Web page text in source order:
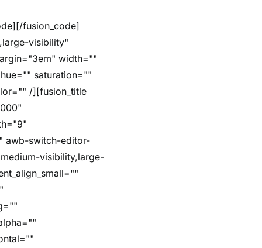
visibility"
width=""
saturation=""
/][fusion_title
awb-switch-editor-
visibility,large-